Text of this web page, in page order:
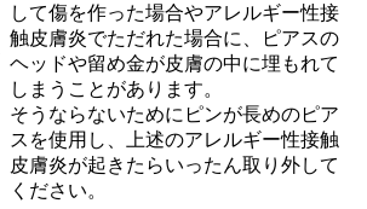
して傷を作った場合やアレルギー性接
触皮膚炎でただれた場合に、ピアスの
ヘッドや留め金が皮膚の中に埋もれて
しまうことがあります。
そうならないためにピンが長めのピア
スを使用し、上述のアレルギー性接触
皮膚炎が起きたらいったん取り外して
ください。